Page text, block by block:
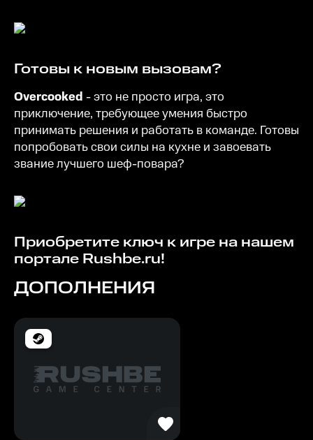
Готовы к новым вызовам?
Overcooked - это не просто игра, это
приключение, требующее умения быстро
принимать решения и работать в команде. Готовы
попробовать свои силы на кухне и завоевать
звание лучшего шеф-повара?
Приобретите ключ к игре на нашем
портале Rushbe.ru!
ДОПОЛНЕНИЯ